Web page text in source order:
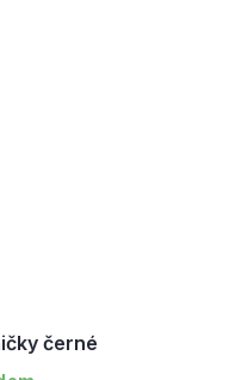
černé